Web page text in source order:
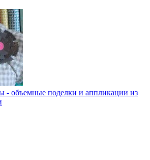
- объемные поделки и аппликации из